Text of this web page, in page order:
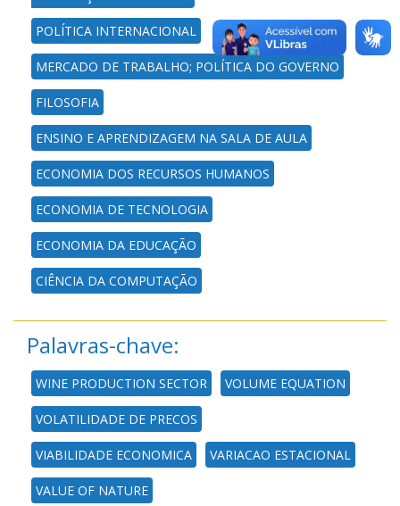
POLÍTICA INTERNACIONAL
MERCADO DE TRABALHO; POLÍTICA DO GOVERNO
FILOSOFIA
ENSINO E APRENDIZAGEM NA SALA DE AULA
ECONOMIA DOS RECURSOS HUMANOS
ECONOMIA DE TECNOLOGIA
ECONOMIA DA EDUCAÇÃO
CIÊNCIA DA COMPUTAÇÃO
Palavras-chave:
WINE PRODUCTION SECTOR VOLUME EQUATION
VOLATILIDADE DE PRECOS
VIABILIDADE ECONOMICA VARIACAO ESTACIONAL
VALUE OF NATURE